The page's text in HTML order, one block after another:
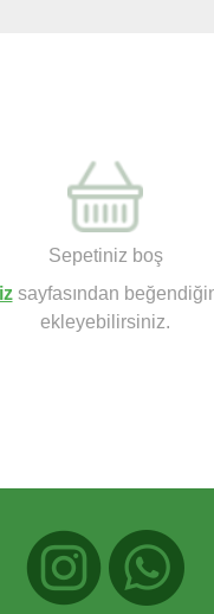
Sepetiniz boş
sayfasından
ekleyebilirsiniz.